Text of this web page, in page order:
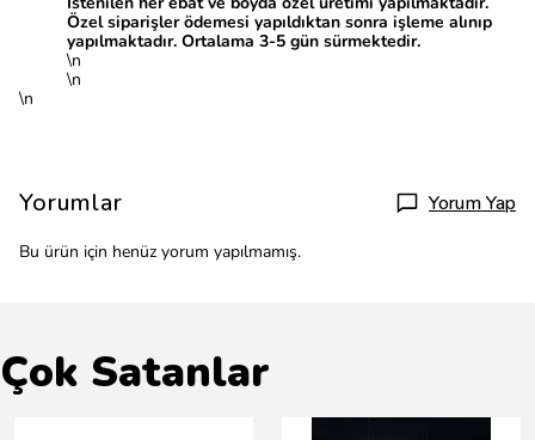
Özel siparişler ödemesi yapıldıktan sonra işleme alınıp
yapılmaktadır. Ortalama 3-5 gün sürmektedir.
\n
\n
\n
Yorumlar Yorum Yap
Bu ürün için henüz yorum yapılmamış.
Çok Satanlar